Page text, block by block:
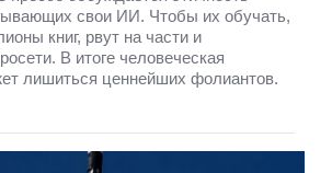
свои ИИ. Чтобы их обучать,
книг, рвут на части и
В итоге человеческая
лишиться ценнейших фолиантов.